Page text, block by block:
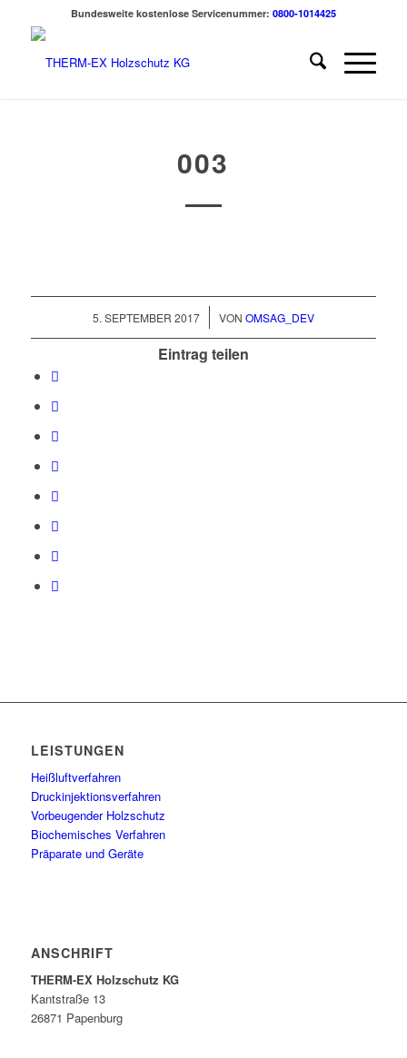
Bundesweite kostenlose Servicenummer: 0800-1014425
003
5. SEPTEMBER 2017
/ VON OMSAG_DEV
Eintrag teilen
LEISTUNGEN
Heißluftverfahren
Druckinjektionsverfahren
Vorbeugender Holzschutz
Biochemisches Verfahren
Präparate und Geräte
ANSCHRIFT
THERM-EX Holzschutz KG
Kantstraße 13
26871 Papenburg